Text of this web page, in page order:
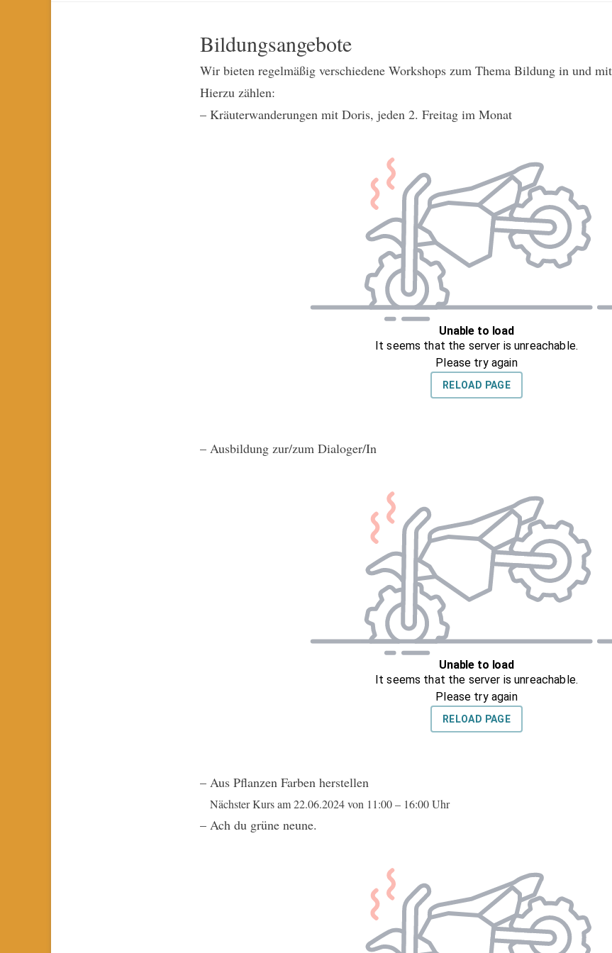
Bildungsangebote
Wir bieten regelmäßig verschiedene Workshops zum Thema Bildung in und
Hierzu zählen:
– Kräuterwanderungen mit Doris, jeden 2. Freitag im Monat
– Ausbildung zur/zum Dialoger/In
– Aus Pflanzen Farben herstellen
Nächster Kurs am 22.06.2024 von 11:00 – 16:00 Uhr
– Ach du grüne neune.